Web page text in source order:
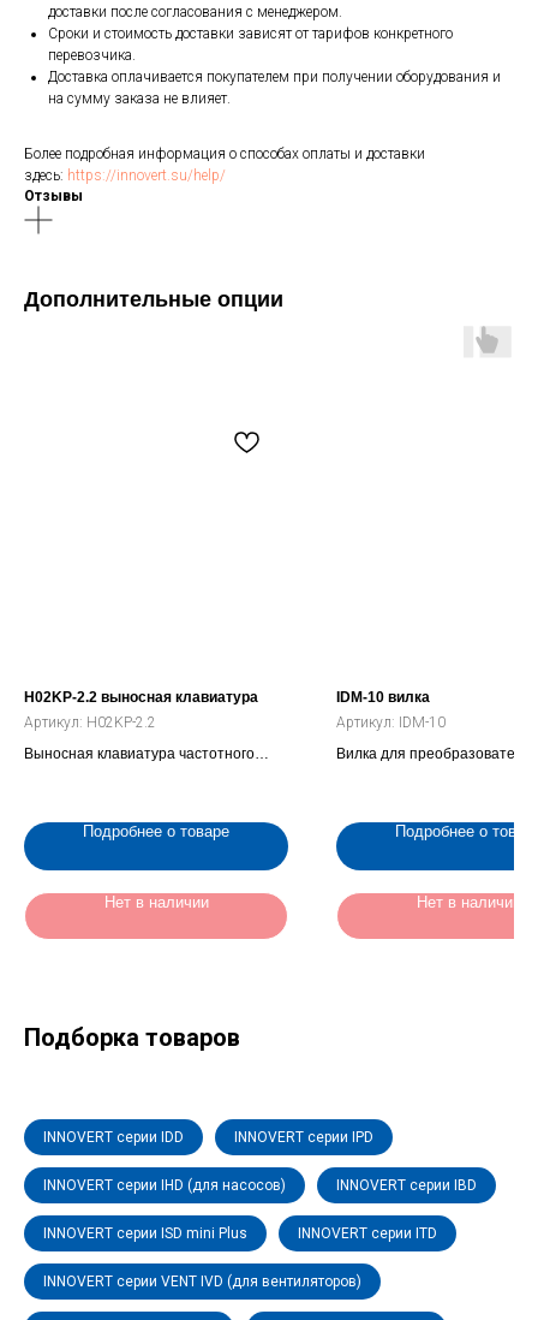
доставки после согласования с менеджером.
Сроки и стоимость доставки зависят от тарифов конкретного
перевозчика.
Доставка оплачивается покупателем при получении оборудования и
на сумму заказа не влияет.
Более подробная информация о способах оплаты и доставки
здесь: https://innovert.su/help/
Отзывы
Дополнительные опции
H02KP-2.2 выносная клавиатура
Артикул: H02KP-2.2
Выносная клавиатура частотного
Подробнее о товаре
Нет в наличии
IDM-10 вилка
Артикул: IDM-10
Вилка для преобразователя
Подробнее о
Нет в наличии
Подборка товаров
INNOVERT серии IDD INNOVERT серии IPD
INNOVERT серии IHD (для насосов) INNOVERT серии IBD
INNOVERT серии ISD mini Plus INNOVERT серии ITD
INNOVERT серии VENT IVD (для вентиляторов)